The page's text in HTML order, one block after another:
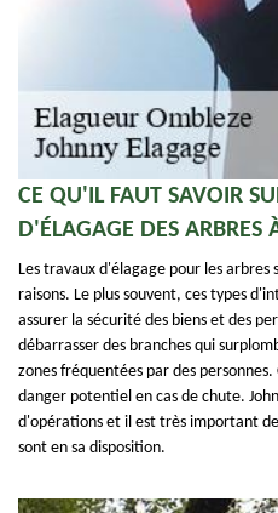
CE QU'IL FAUT SAVOIR
D'ÉLAGAGE DES ARBRES
Les travaux d'élagage pour les
raisons. Le plus souvent, ces types
assurer la sécurité des biens et des
débarrasser des branches qui
zones fréquentées par des
danger potentiel en cas de chute.
d'opérations et il est très important
sont en sa disposition.